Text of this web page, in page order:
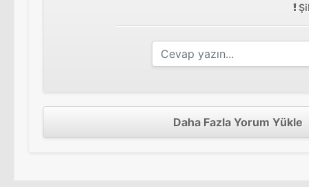
Daha Fazla Yorum Yükle